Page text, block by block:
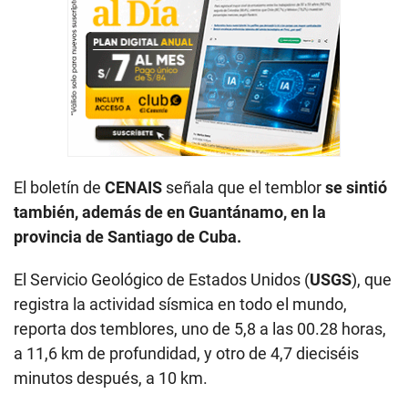
El boletín de CENAIS señala que el temblorse sintió
también, además de en Guantánamo, en la
provincia de Santiago de Cuba.
El Servicio Geológico de Estados Unidos (USGS), que
registra la actividad sísmica en todo el mundo,
reporta dos temblores, uno de 5,8 a las 00.28 horas,
a 11,6 km de profundidad, y otro de 4,7 dieciséis
minutos después, a 10 km.